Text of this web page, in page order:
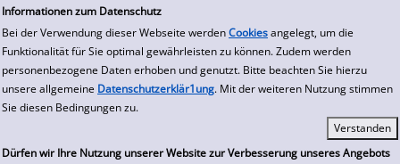
Informationen zum Datenschutz
Bei der Verwendung dieser Webseite werden Cookies angelegt, um die
Funktionalität für Sie optimal gewährleisten zu können. Zudem werden
personenbezogene Daten erhoben und genutzt. Bitte beachten Sie hierzu
unsere allgemeine Datenschutzerklär1ung. Mit der weiteren Nutzung stimmen
Sie diesen Bedingungen zu.
Dürfen wir Ihre Nutzung unserer Website zur Verbesserung unseres Angebots
zur Navigation springen
zum Inhalt springen
Zu den Suchfiltern springen
Zur Trefferliste springen